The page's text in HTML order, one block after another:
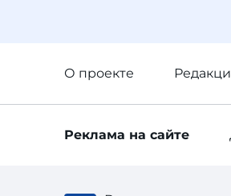
О проекте
Реклама на сайте